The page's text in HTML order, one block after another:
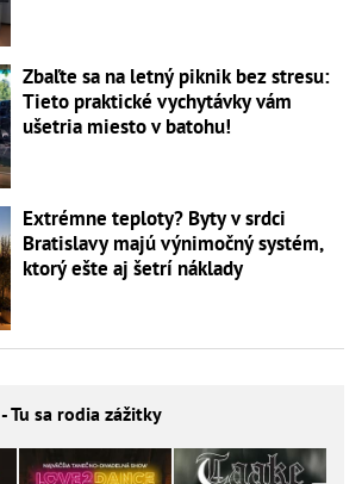
Zbaľte sa na letný piknik bez stresu:
Tieto praktické vychytávky vám
ušetria miesto v batohu!
Extrémne teploty? Byty v srdci
Bratislavy majú výnimočný systém,
ktorý ešte aj šetrí náklady
Tu sa rodia zážitky